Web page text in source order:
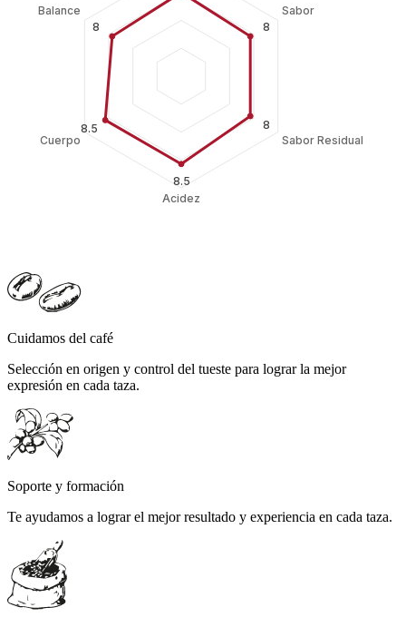
Cuidamos del café
Selección en origen y control del tueste para lograr la mejor
expresión en cada taza.
Soporte y formación
Te ayudamos a lograr el mejor resultado y experiencia en cada taza.